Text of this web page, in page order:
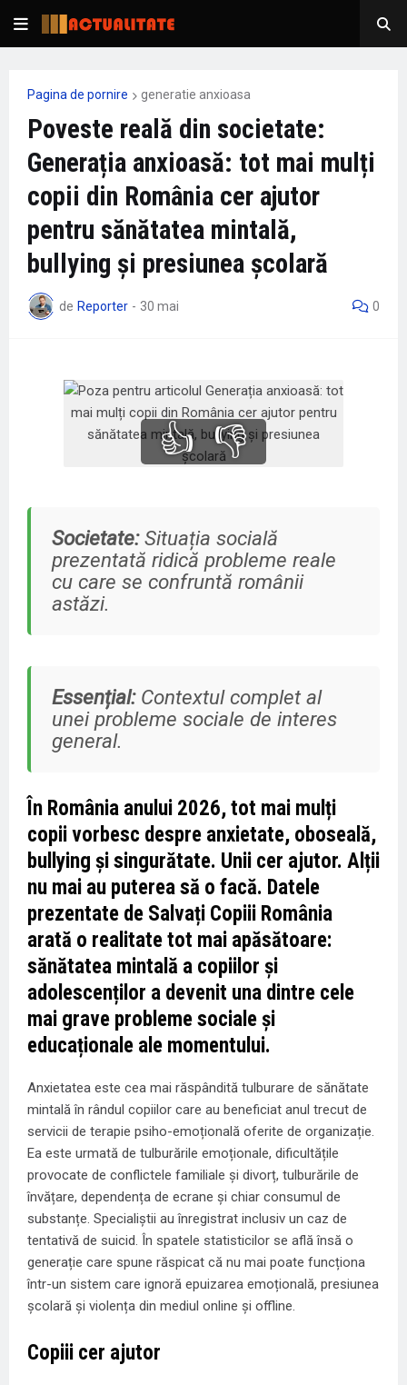
Pagina de pornire generatie anxioasa
Poveste reală din societate:
Generația anxioasă: tot mai mulți
copii din România cer ajutor
pentru sănătatea mintală,
bullying și presiunea școlară
de Reporter - 30 mai 0
👍 👎
Societate:Situația socială
prezentată ridică probleme reale
cu care se confruntă românii
astăzi.
Essențial:Contextul complet al
unei probleme sociale de interes
general.
În România anului 2026, tot mai mulți
copii vorbesc despre anxietate, oboseală,
bullying și singurătate. Unii cer ajutor. Alții
nu mai au puterea să o facă. Datele
prezentate de Salvați Copiii România
arată o realitate tot mai apăsătoare:
sănătatea mintală a copiilor și
adolescenților a devenit una dintre cele
mai grave probleme sociale și
educaționale ale momentului.
Anxietatea este cea mai răspândită tulburare de sănătate
mintală în rândul copiilor care au beneficiat anul trecut de
servicii de terapie psiho-emoțională oferite de organizație.
Ea este urmată de tulburările emoționale, dificultățile
provocate de conflictele familiale și divorț, tulburările de
învățare, dependența de ecrane și chiar consumul de
substanțe. Specialiștii au înregistrat inclusiv un caz de
tentativă de suicid. În spatele statisticilor se află însă o
generație care spune răspicat că nu mai poate funcționa
într-un sistem care ignoră epuizarea emoțională, presiunea
școlară și violența din mediul online și offline.
Copiii cer ajutor